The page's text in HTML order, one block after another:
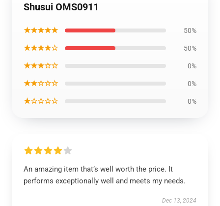
Shusui OMS0911
★★★★★ 50%
★★★★☆ 50%
★★★☆☆ 0%
★★☆☆☆ 0%
★☆☆☆☆ 0%
An amazing item that’s well worth the price. It
performs exceptionally well and meets my needs.
Dec 13, 2024